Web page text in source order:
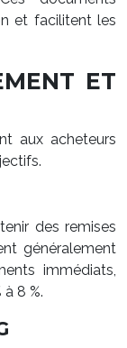
et facilitent les
ET
aux acheteurs
des remises
généralement
immédiats,
8 %.